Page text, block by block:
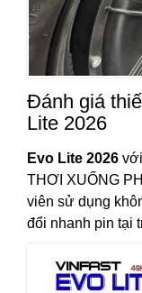
Đánh giá
Lite 2026
Evo Lite 2026
THƠI XUỐNG
viên sử dụng
đổi nhanh pin tại